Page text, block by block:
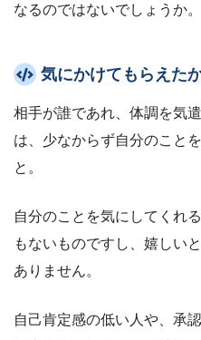
なるのではないでしょうか。
気にかけてもらえた
相手が誰であれ、体調を気
は、少なからず自分のこと
と。
自分のことを気にしてくれ
もないものですし、嬉しい
ありません。
自己肯定感の低い人や、承